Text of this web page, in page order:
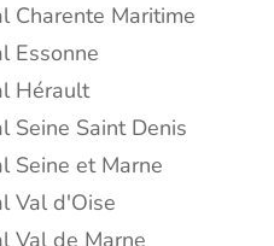
Charente Maritime
Essonne
Hérault
Seine Saint Denis
Seine et Marne
Val d'Oise
Val de Marne